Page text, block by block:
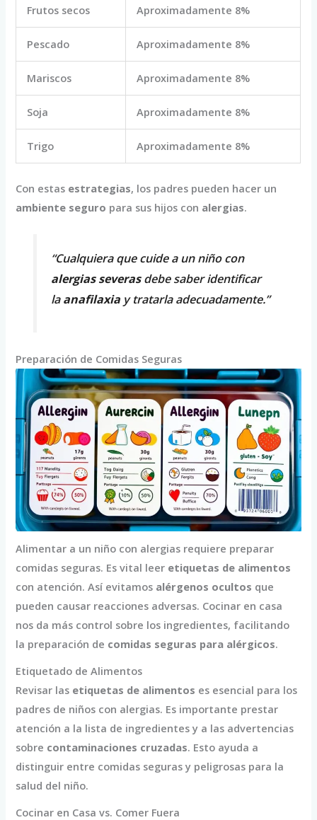
Frutos secos Aproximadamente 8%
Pescado Aproximadamente 8%
Mariscos Aproximadamente 8%
Soja Aproximadamente 8%
Trigo Aproximadamente 8%
Con estas estrategias, los padres pueden hacer un
ambiente seguro para sus hijos con alergias.
“Cualquiera que cuide a un niño con
alergias severasdebe saber identificar
laanafilaxiay tratarla adecuadamente.”
Preparación de Comidas Seguras
Alimentar a un niño con alergias requiere preparar
comidas seguras. Es vital leer etiquetas de alimentos
con atención. Así evitamos alérgenos ocultos que
pueden causar reacciones adversas. Cocinar en casa
nos da más control sobre los ingredientes, facilitando
la preparación de comidas seguras para alérgicos.
Etiquetado de Alimentos
Revisar las etiquetas de alimentos es esencial para los
padres de niños con alergias. Es importante prestar
atención a la lista de ingredientes y a las advertencias
sobre contaminaciones cruzadas. Esto ayuda a
distinguir entre comidas seguras y peligrosas para la
salud del niño.
Cocinar en Casa vs. Comer Fuera